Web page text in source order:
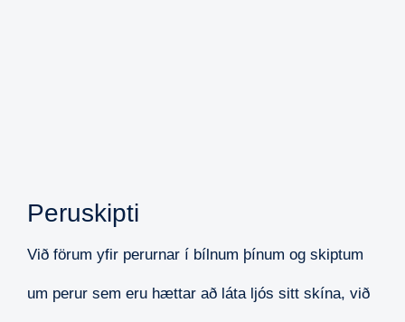
Peruskipti
Við förum yfir perurnar í bílnum þínum og skiptum
um perur sem eru hættar að láta ljós sitt skína, við